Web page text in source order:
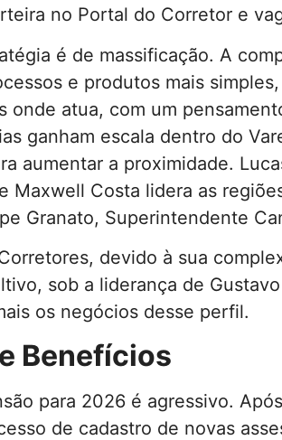
no Portal do Corretor e
é de massificação. A
e produtos mais
onde atua, com um
ganham escala dentro do
aumentar a proximidade.
Maxwell Costa lidera as
Granato, Superintendente
devido à sua
sob a liderança de
os negócios desse perfil.
Benefícios
para 2026 é agressivo.
de cadastro de novas